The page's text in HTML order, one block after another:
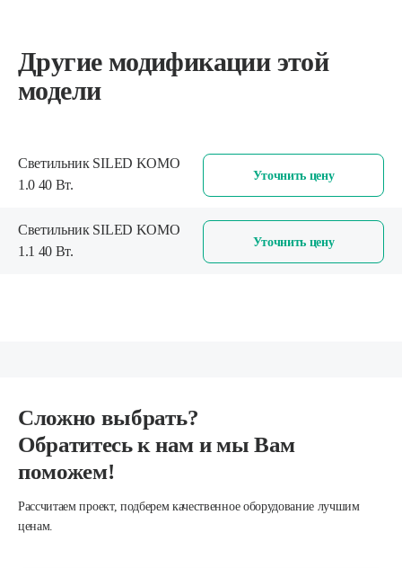
Другие модификации этой
модели
Светильник SILED KOMO
1.0 40 Вт.
Уточнить цену
Светильник SILED KOMO
1.1 40 Вт.
Уточнить цену
Сложно выбрать?
Обратитесь к нам и мы Вам
поможем!
Рассчитаем проект, подберем качественное оборудование лучшим
ценам.